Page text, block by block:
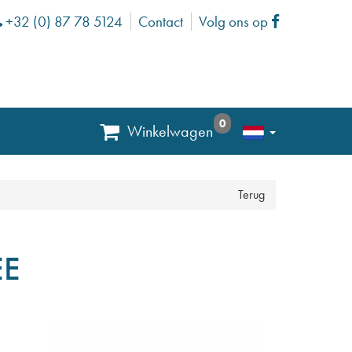
Phone
+32 (0) 87 78 5124 Contact Volg ons op Facebook
Winkelwagen 0
Terug